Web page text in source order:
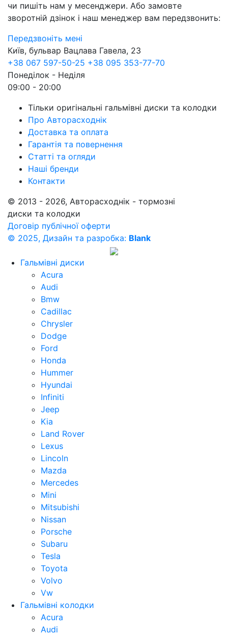
чи пишіть нам у месенджери. Або замовте
зворотній дзінок і наш менеджер вам передзвонить:
Передзвоніть мені
Київ, бульвар Вацлава Гавела, 23
+38 067 597-50-25 +38 095 353-77-70
Понеділок - Неділя
09:00 - 20:00
Тільки оригінальні гальмівні диски та колодки
Про Авторасходнік
Доставка та оплата
Гарантія та повернення
Статті та огляди
Наші бренди
Контакти
© 2013 - 2026, Авторасходнік - тормозні
диски та колодки
Договір публічної оферти
© 2025, Дизайн та разробка: Blank
Гальмівні диски
Acura
Audi
Bmw
Cadillac
Chrysler
Dodge
Ford
Honda
Hummer
Hyundai
Infiniti
Jeep
Kia
Land Rover
Lexus
Lincoln
Mazda
Mercedes
Mini
Mitsubishi
Nissan
Porsche
Subaru
Tesla
Toyota
Volvo
Vw
Гальмівні колодки
Acura
Audi